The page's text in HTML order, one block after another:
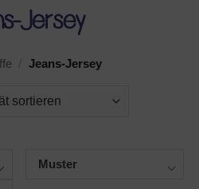
Jersey
Jeans-Jersey
Muster